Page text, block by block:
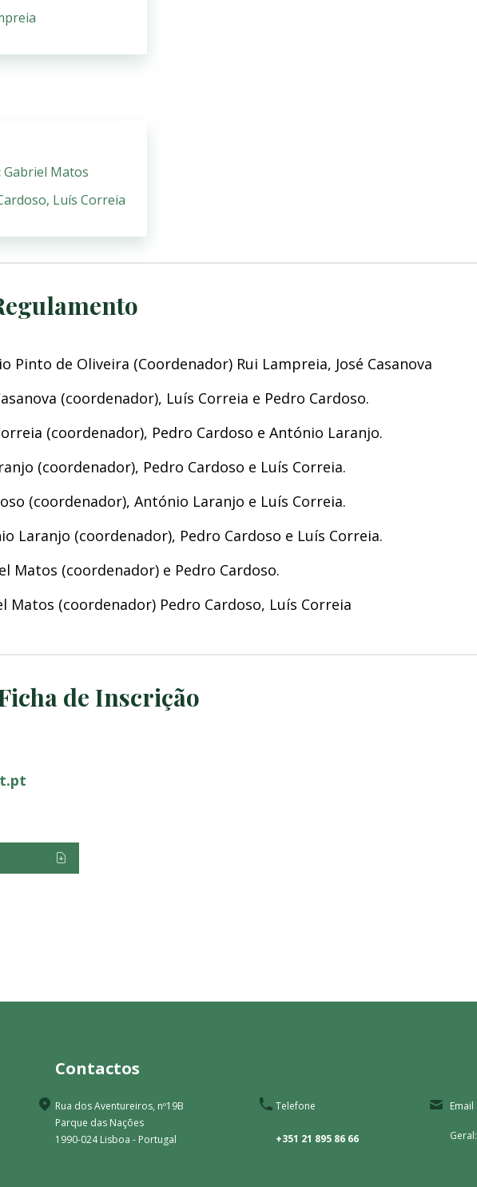
Gabriel Matos
Luís Correia
Pinto de Oliveira (Coordenador) Rui Lampreia, José Casanova
(coordenador), Luís Correia e Pedro Cardoso.
(coordenador), Pedro Cardoso e António Laranjo.
(coordenador), Pedro Cardoso e Luís Correia.
(coordenador), António Laranjo e Luís Correia.
Laranjo (coordenador), Pedro Cardoso e Luís Correia.
Matos (coordenador) e Pedro Cardoso.
Matos (coordenador) Pedro Cardoso, Luís Correia
de Inscrição
Contactos
Rua dos Aventureiros, nº19B
Parque das Nações
1990-024 Lisboa - Portugal
Telefone
+351 21 895 86 66
Email
Geral: